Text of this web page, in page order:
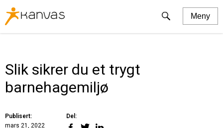
Kanvas
logo
Meny
Søk barnehageplass
Ledige stillinger
Kompetanse
Søk
Slik sikrer du et trygt
barnehagemiljø
Publisert:
mars 21, 2022
Del:
Del
Del
Del